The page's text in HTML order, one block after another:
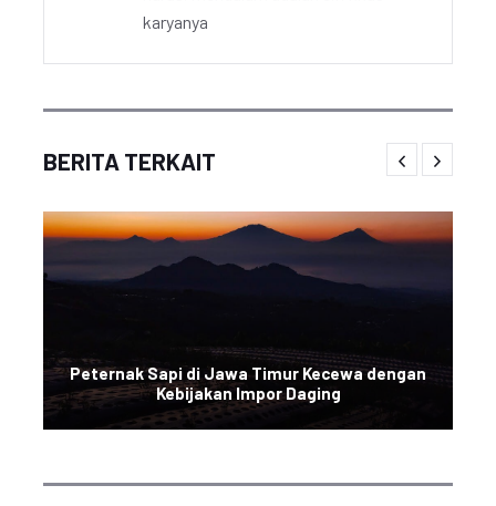
karyanya
BERITA TERKAIT
Peternak Sapi di Jawa Timur Kecewa dengan
Kebijakan Impor Daging